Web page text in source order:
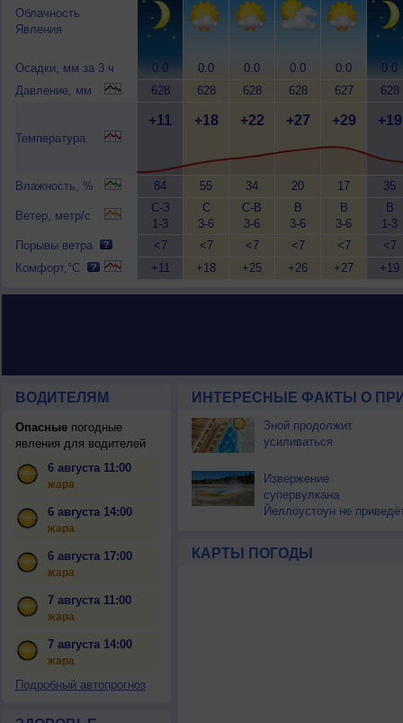
Облачность
Явления
Осадки, мм за 3 ч
Давление, мм
Температура
Влажность, %
Ветер, метр/с
Порывы ветра
Комфорт,°C
0.0
628
+11
84
С-З
1-3
<7
+11
0.0
628
+18
55
С
3-6
<7
+18
0.0
628
+22
34
С-В
3-6
<7
+25
0.0
628
+27
20
В
3-6
<7
+26
0.0
627
+29
17
В
3-6
<7
+27
0.0
628
+19
35
В
1-3
<7
+19
ВОДИТЕЛЯМ
Опасныепогодные
явления для водителей
6 августа 11:00
жара
6 августа 14:00
жара
6 августа 17:00
жара
7 августа 11:00
жара
7 августа 14:00
жара
Подробный автопрогноз
ИНТЕРЕСНЫЕ ФАКТЫ О
Зной продолжит
усиливаться
Извержение
супервулкана
Йеллоустоун не
КАРТЫ ПОГОДЫ